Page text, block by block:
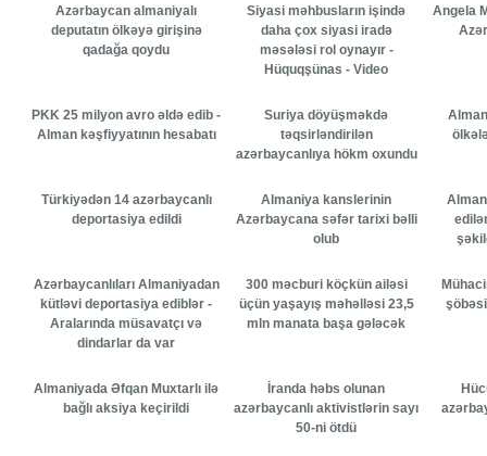
Azərbaycan almaniyalı
deputatın ölkəyə girişinə
qadağa qoydu
Siyasi məhbusların işində
daha çox siyasi iradə
məsələsi rol oynayır -
Hüquqşünas - Video
Angela
PKK 25 milyon avro əldə edib -
Alman kəşfiyyatının hesabatı
Suriya döyüşməkdə
təqsirləndirilən
azərbaycanlıya hökm oxundu
Türkiyədən 14 azərbaycanlı
deportasiya edildi
Almaniya kanslerinin
Azərbaycana səfər tarixi bəlli
olub
Azərbaycanlıları Almaniyadan
kütləvi deportasiya ediblər -
Aralarında müsavatçı və
dindarlar da var
300 məcburi köçkün ailəsi
üçün yaşayış məhəlləsi 23,5
mln manata başa gələcək
Almaniyada Əfqan Muxtarlı ilə
bağlı aksiya keçirildi
İranda həbs olunan
azərbaycanlı aktivistlərin sayı
50-ni ötdü